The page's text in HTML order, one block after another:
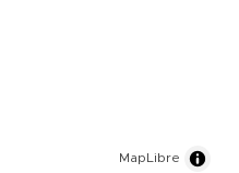
MapLibre